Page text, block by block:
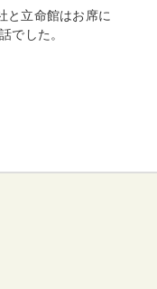
と立命館はお席に
でした。